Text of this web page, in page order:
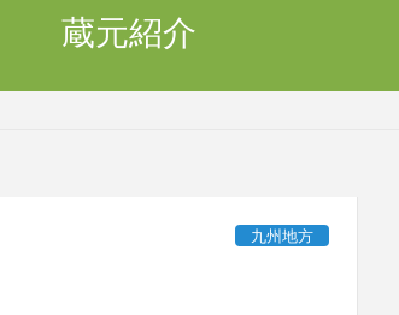
蔵元紹介
九州地方